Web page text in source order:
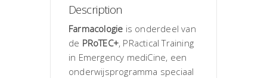
Description
Farmacologie is onderdeel van
de PRoTEC+, PRactical Training
in Emergency mediCine, een
onderwijsprogramma speciaal